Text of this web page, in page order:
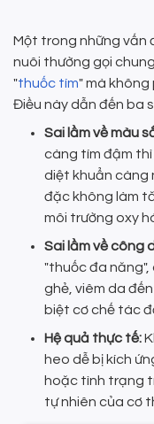
Một trong những vấn
nuôi thường gọi
"thuốc tím" mà không
Điều này dẫn đến ba
Sai lầm về màu
càng tím đậm thì
diệt khuẩn càng
đặc không làm
môi trường oxy
Sai lầm về công
"thuốc đa năng",
ghẻ, viêm da
biệt cơ chế tác
Hệ quả thực tế:
heo dễ bị kích
hoặc tình trạng
tự nhiên của cơ